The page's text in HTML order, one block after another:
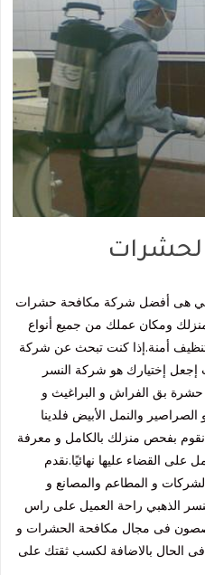
هى أفضل شركة مكافحة حشرات
ومكان عملك من جميع أنواع
أمنة.إذا كنت تبحث عن شركة
إختيارك هو شركة النسر
بق الفراش و البراغيث و
والنمل الأبيض فلدينا
بفحص منزلك بالكامل و معرفة
القضاء عليها نهائيًا.نقدم
و المطاعم والمصانع و
الذهبي راحة العميل على راس
فى مجال مكافحة الحشرات و
الحال بالاضافة لكسب ثقتك على